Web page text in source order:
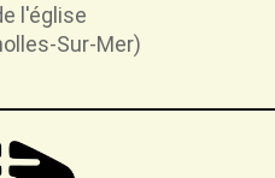
l'église
Sur-Mer)